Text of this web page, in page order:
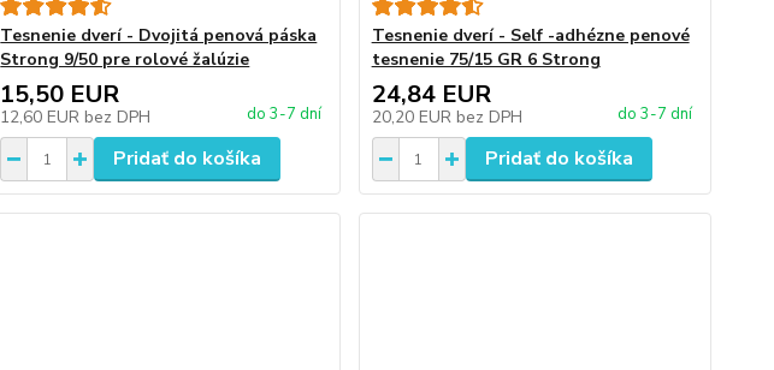
Tesnenie dverí - Dvojitá penová páska
Strong 9/50 pre rolové žalúzie
15,50 EUR
12,60 EUR bez DPH do 3-7 dní
Pridať do košíka
Tesnenie dverí - Self -adhézne penové
tesnenie 75/15 GR 6 Strong
24,84 EUR
20,20 EUR bez DPH do 3-7 dní
Pridať do košíka